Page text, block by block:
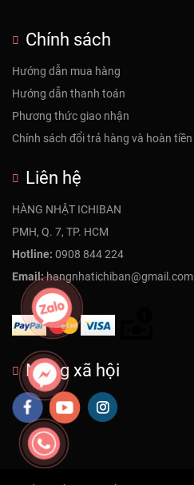
Chính sách
Hướng dẫn mua hàng
Hướng dẫn thanh toán
Phương thức giao nhận
Chính sách đổi trả hàng và hoàn tiền
Liên hệ
HÀNG NHẬT ICHIBAN
PMH, Q. 7, TP. HCM
Hotline: 0908 844 224
Email:hangnhatichiban@gmail.com
Mạng xã hội